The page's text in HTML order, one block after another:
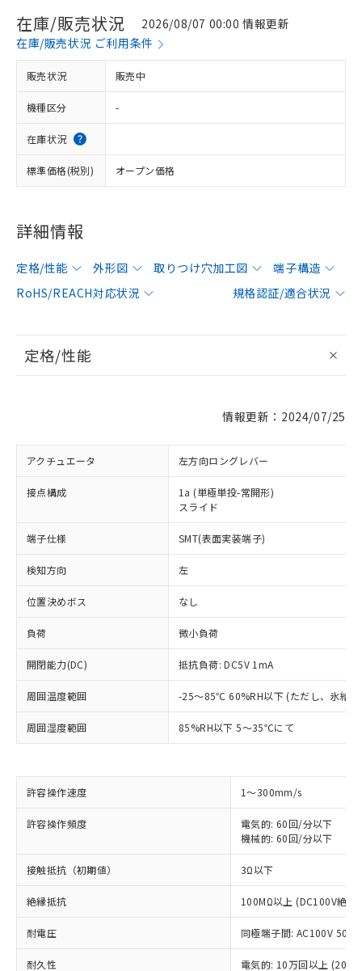
在庫/販売状況
2026/08/07 00:00 情報更新
在庫/販売状況 ご利用条件
販売状況 販売中
機種区分 -
在庫状況
標準価格(税別) オープン価格
詳細情報
定格/性能 外形図 取りつけ穴加工図
端子構造
RoHS/REACH対応状況
規格認証/適合状況
定格/性能
情報更新：2024/07/25
アクチュエータ 左方向ロングレバー
接点構成
1a (単極単投-常開形)
スライド
端子仕様 SMT(表面実装端子)
検知方向 左
位置決めボス なし
負荷 微小負荷
開閉能力(DC) 抵抗負荷: DC5V 1mA
周囲温度範囲 -25～85℃ 60%RH以下 (ただし、氷結
周囲湿度範囲 85%RH以下 5～35℃にて
許容操作速度 1～300mm/s
許容操作頻度
電気的: 60回/分以下
機械的: 60回/分以下
接触抵抗（初期値） 3Ω以下
絶縁抵抗 100MΩ以上 (DC100V絶縁
耐電圧 同極端子間: AC100V 50/
耐久性 電気的: 10万回以上 (20
ご利用条件
以下の条件をお読みいただき、同意のうえ
※1 対応状況
対応済み：EU RoHS指令（10物質）の
非含有に対応した製品が提供可能な商品で
対応予定：EU RoHS指令（10物質）の非含
有に対応した製品に切り替える予定のある
商品です。
対応予定なし：EU RoHS指令（10物質）の
非含有に非対応の商品で、対応品を出す予
調査・確認中：EU RoHS指令（10物質）の